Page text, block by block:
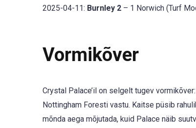
2025-04-11: Burnley 2 – 1 Norwich (Turf
Vormikõver
Crystal Palace’il on selgelt tugev
Nottingham Foresti vastu. Kaitse püsib
mõnda aega mõjutada, kuid Palace näib